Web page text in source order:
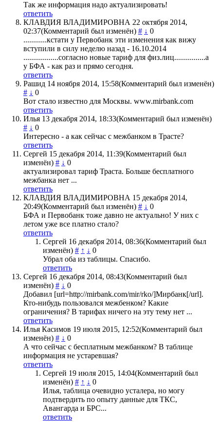
Так же информация надо актуализировать!
ответить
КЛАВДИЯ ВЛАДИМИРОВНА 22 октября 2014,
02:37(Комментарий был изменён) # ↓ 0
............кстати у Первобанк эти изменения как вижу
вступили в силу неделю назад - 16.10.2014
..................согласно новые тариф для физ.лиц................а
у БФА - как раз и прямо сегодня.
ответить
Рашид 14 ноября 2014, 15:58(Комментарий был изменён)
# ↓ 0
Вот стало известно для Москвы. www.mirbank.com
ответить
Илья 13 декабря 2014, 18:33(Комментарий был изменён)
# ↓ 0
Интересно - а как сейчас с межбанком в Трасте?
ответить
Сергей 15 декабря 2014, 11:39(Комментарий был
изменён) # ↓ 0
актуализировал тариф Траста. Больше бесплатного
межбанка нет ...
ответить
КЛАВДИЯ ВЛАДИМИРОВНА 15 декабря 2014,
20:49(Комментарий был изменён) # ↓ 0
БФА и Первобанк тоже давно не актуально! У них с
летом уже все платно стало?
ответить
Сергей 16 декабря 2014, 08:36(Комментарий был
изменён) # ↑ ↓ 0
Убрал оба из таблицы. Спасибо.
ответить
Сергей 16 декабря 2014, 08:43(Комментарий был
изменён) # ↓ 0
Добавил [url=http://mirbank.com/mir/rko/]Мирбанк[/url].
Кто-нибудь пользовался межбенком? Какие
ограничения? В тарифах ничего на эту тему нет ...
ответить
Илья Касимов 19 июля 2015, 12:52(Комментарий был
изменён) # ↓ 0
А что сейчас с бесплатным межбанком? В таблице
информация не устаревшая?
ответить
Сергей 19 июля 2015, 14:04(Комментарий был
изменён) # ↑ ↓ 0
Илья, таблица очевидно усталера, но могу
подтвердить по опыту данные для ТКС,
Авангарда и БРС...
ответить